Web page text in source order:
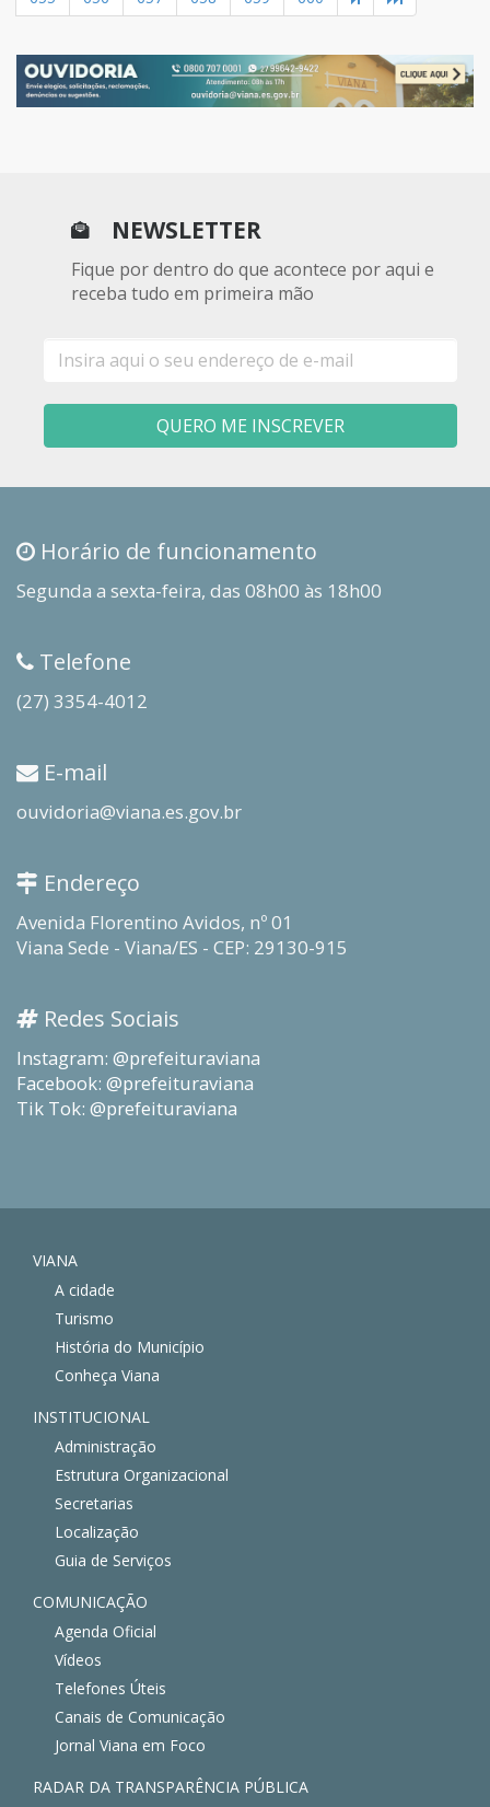
NEWSLETTER
Fique por dentro do que acontece por aqui e
receba tudo em primeira mão
mail
QUERO ME INSCREVER
Horário de funcionamento
Segunda a sexta-feira, das 08h00 às 18h00
Telefone
(27) 3354-4012
E-mail
ouvidoria@viana.es.gov.br
Endereço
Avenida Florentino Avidos, nº 01
Viana Sede - Viana/ES - CEP: 29130-915
Redes Sociais
Instagram: @prefeituraviana
Facebook: @prefeituraviana
Tik Tok: @prefeituraviana
VIANA
A cidade
Turismo
História do Município
Conheça Viana
INSTITUCIONAL
Administração
Estrutura Organizacional
Secretarias
Localização
Guia de Serviços
COMUNICAÇÃO
Agenda Oficial
Vídeos
Telefones Úteis
Canais de Comunicação
Jornal Viana em Foco
RADAR DA TRANSPARÊNCIA PÚBLICA